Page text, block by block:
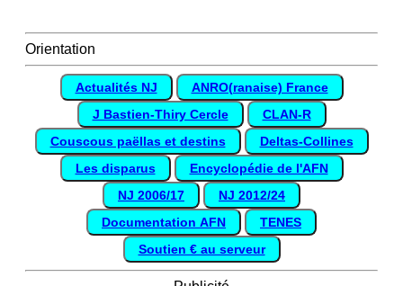
Orientation
Actualités NJ
ANRO(ranaise) France
J Bastien-Thiry Cercle
CLAN-R
Couscous paëllas et destins
Deltas-Collines
Les disparus
Encyclopédie de l'AFN
NJ 2006/17
NJ 2012/24
Documentation AFN
TENES
Soutien € au serveur